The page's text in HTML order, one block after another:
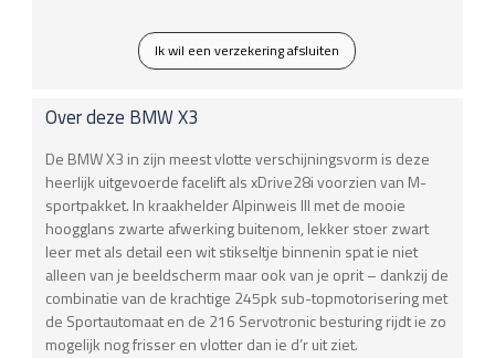
Ik wil een verzekering afsluiten
Over deze BMWX3
De BMW X3 in zijn meest vlotte verschijningsvorm is deze
heerlijk uitgevoerde facelift als xDrive28i voorzien van M-
sportpakket. In kraakhelder Alpinweis III met de mooie
hoogglans zwarte afwerking buitenom, lekker stoer zwart
leer met als detail een wit stikseltje binnenin spat ie niet
alleen van je beeldscherm maar ook van je oprit – dankzij de
combinatie van de krachtige 245pk sub-topmotorisering met
de Sportautomaat en de 216 Servotronic besturing rijdt ie zo
mogelijk nog frisser en vlotter dan ie d’r uit ziet.